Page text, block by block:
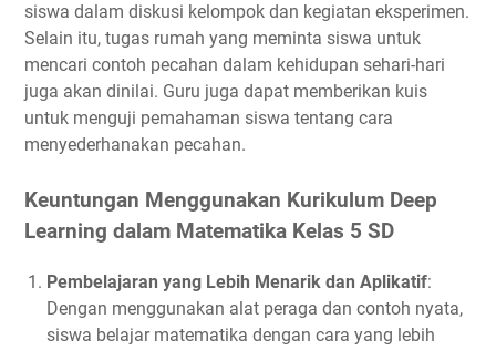
siswa dalam diskusi kelompok dan kegiatan eksperimen.
Selain itu, tugas rumah yang meminta siswa untuk
mencari contoh pecahan dalam kehidupan sehari-hari
juga akan dinilai. Guru juga dapat memberikan kuis
untuk menguji pemahaman siswa tentang cara
menyederhanakan pecahan.
Keuntungan Menggunakan Kurikulum Deep
Learning dalam Matematika Kelas 5 SD
Pembelajaran yang Lebih Menarik dan Aplikatif:
Dengan menggunakan alat peraga dan contoh nyata,
siswa belajar matematika dengan cara yang lebih